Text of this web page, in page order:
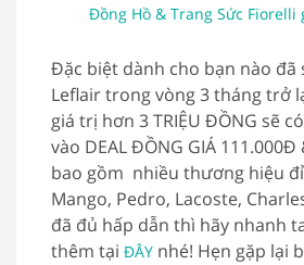
Đồng Hồ & Trang Sức Fiorelli
Đặc biệt dành cho bạn nào
Leflair trong vòng 3 tháng trở
giá trị hơn 3 TRIỆU ĐỒNG sẽ
vào DEAL ĐỒNG GIÁ
bao gồm nhiều thương hiệu
Mango, Pedro, Lacoste,
đã đủ hấp dẫn thì hãy nhanh
thêm tại ĐÂY nhé! Hẹn gặp lại